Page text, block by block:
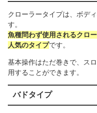
クローラータイプは、ボデ
す。
魚種問わず使用されるクロ
人気のタイプです。
基本操作はただ巻きで、ス
用することができます。
バドタイプ